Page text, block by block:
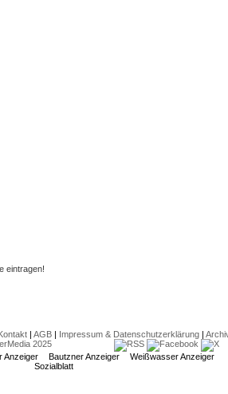
eintragen!
| AGB| Impressum & Datenschutzerklärung|
2025
Anzeiger Bautzner Anzeiger
Weißwasser Anzeiger
Sozialblatt